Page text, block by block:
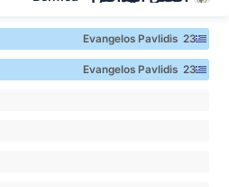
Evangelos Pavlidis 23
Evangelos Pavlidis 23